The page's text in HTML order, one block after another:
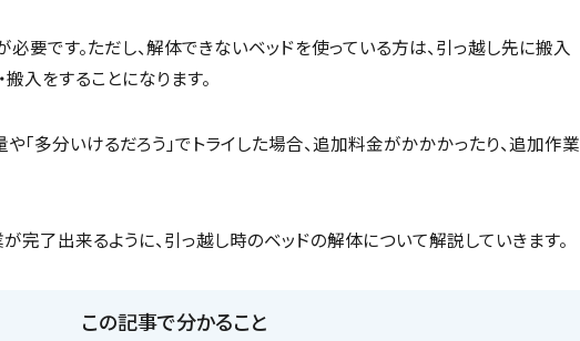
要です。ただし、解体できないベッドを使っている方は、引っ越し先に搬入
入をすることになります。
「多分いけるだろう」でトライした場合、追加料金がかかかったり、追加作業
完了出来るように、引っ越し時のベッドの解体について解説していきます。
この記事で分かること